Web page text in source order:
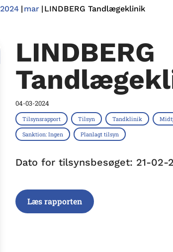
2024 mar LINDBERG Tandlægeklinik
LINDBERG
04-03-2024
Tilsynsrapport Tilsyn Tandklinik
Sanktion: Ingen Planlagt tilsyn
Dato for tilsynsbesøget: 21-02-
Læs rapporten